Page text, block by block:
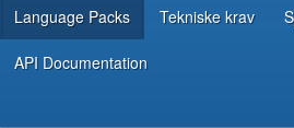
Language Packs Tekniske krav
API Documentation